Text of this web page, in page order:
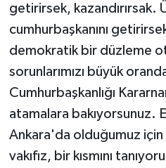
getirirsek, kazandırırsak.
cumhurbaşkanını
demokratik bir düzleme
sorunlarımızı büyük
Cumhurbaşkanlığı
atamalara bakıyorsunuz.
Ankara'da olduğumuz için
vakıfız, bir kısmını